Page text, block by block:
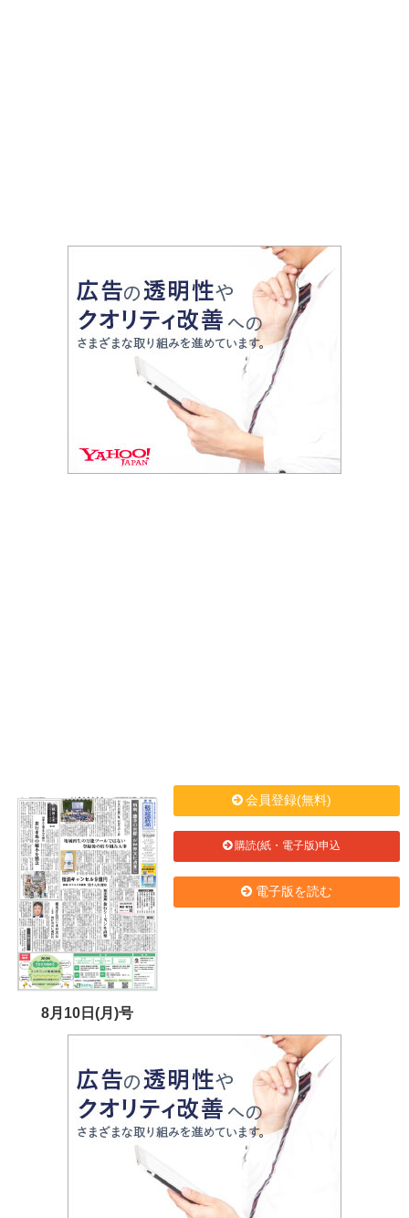
8月10日(月)号
会員登録(無料)
購読(紙・電子版)申込
電子版を読む